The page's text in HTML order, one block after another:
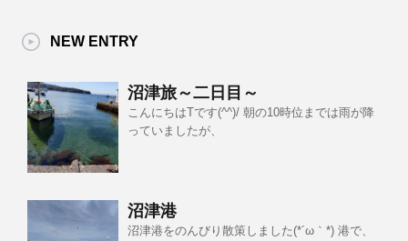
NEW ENTRY
沼津旅～二日目～
こんにちはTです(^^)/ 朝の10時位までは雨が降
っていましたが、
沼津港
沼津港をのんびり散策しました(*´ω｀*) 港で、